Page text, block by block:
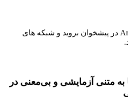
به صفحه Arqam options در پیشخوان بروید و شبکه های
به متنی آزمایشی و بی‌معنی در